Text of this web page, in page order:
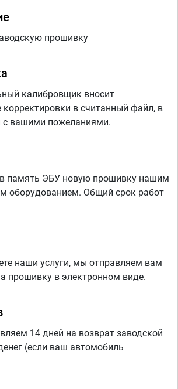
прошивку
калибровщик вносит
в считанный файл, в
с вашими пожеланиями.
память ЭБУ новую прошивку нашим
оборудованием. Общий срок работ
наши услуги, мы отправляем вам
прошивку в электронном виде.
14 дней на возврат заводской
(если ваш автомобиль